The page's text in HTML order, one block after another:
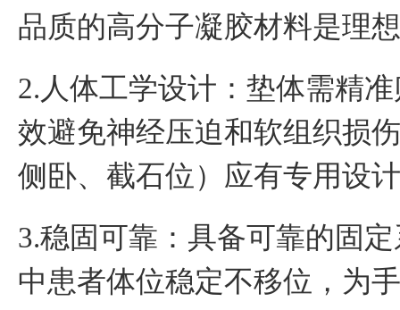
品质的高分子凝胶材料是理
2. 人体工学设计：垫体需精
效避免神经压迫和软组织损
侧卧、截石位）应有专用设
3.稳固可靠：具备可靠的固
中患者体位稳定不移位，为